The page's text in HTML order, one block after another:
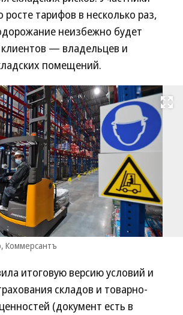
росте тарифов в несколько раз,
неизбежно будет
— владельцев и
помещений.
Развернуть
Коммерсантъ
итоговую версию условий и
складов и товарно-
(документ есть в